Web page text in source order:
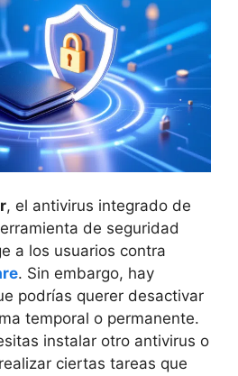
, el antivirus integrado de
de seguridad
a los usuarios contra
. Sin embargo, hay
podrías querer desactivar
temporal o permanente.
instalar otro antivirus o
ciertas tareas que